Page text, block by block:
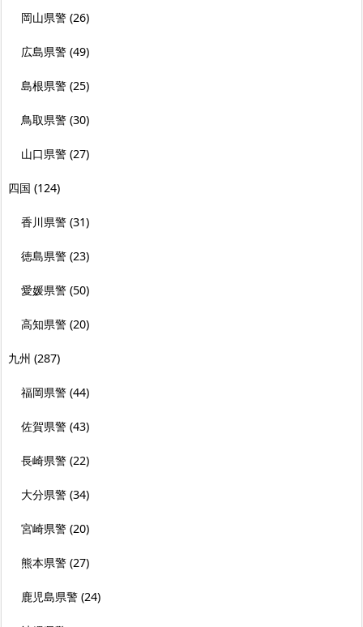
岡山県警 (26)
広島県警 (49)
島根県警 (25)
鳥取県警 (30)
山口県警 (27)
四国 (124)
香川県警 (31)
徳島県警 (23)
愛媛県警 (50)
高知県警 (20)
九州 (287)
福岡県警 (44)
佐賀県警 (43)
長崎県警 (22)
大分県警 (34)
宮崎県警 (20)
熊本県警 (27)
鹿児島県警 (24)